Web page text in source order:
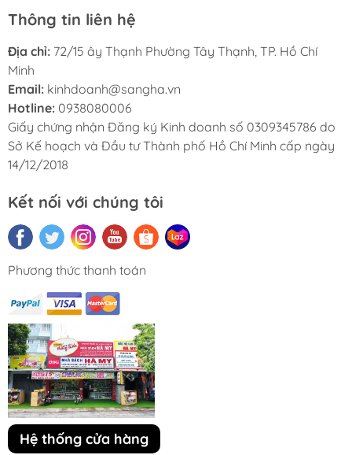
Thông tin liên hệ
Địa chỉ: 72/15 ây Thạnh Phường Tây Thạnh, TP. Hồ Chí
Minh
Email: kinhdoanh@sangha.vn
Hotline: 0938080006
Giấy chứng nhận Đăng ký Kinh doanh số 0309345786 do
Sở Kế hoạch và Đầu tư Thành phố Hồ Chí Minh cấp ngày
14/12/2018
Kết nối với chúng tôi
Phương thức thanh toán
Hệ thống cửa hàng